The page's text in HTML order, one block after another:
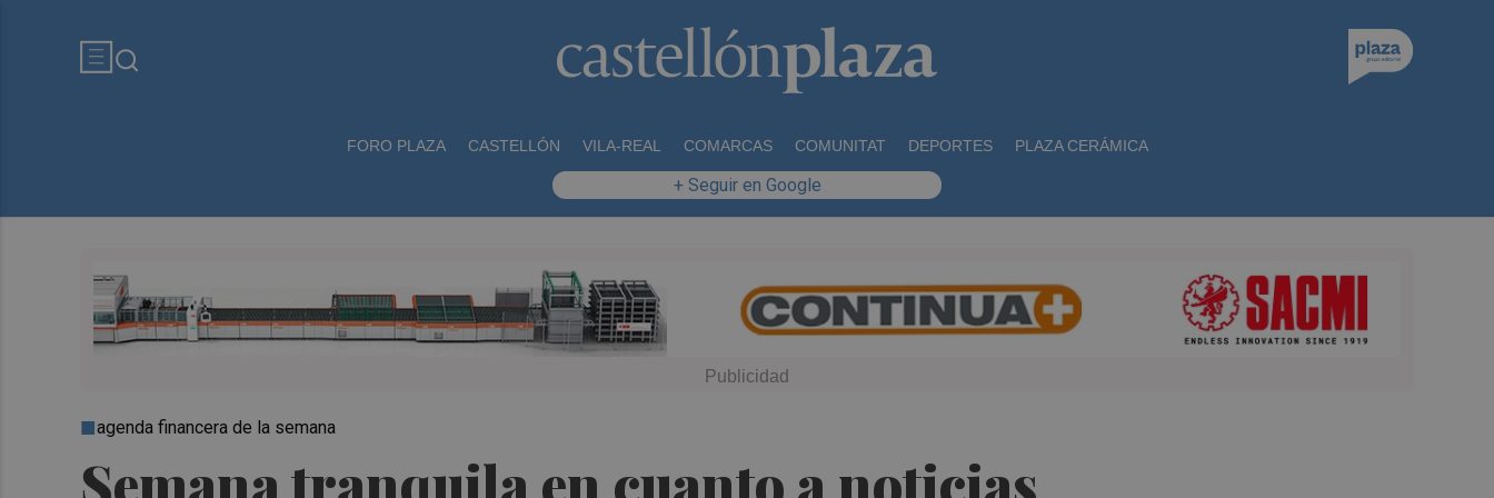
FORO PLAZA CASTELLÓN VILA-REAL COMARCAS COMUNITAT DEPORTES PLAZA CERÁMICA
+ Seguir en Google
Semana tranquila en cuanto a noticias
agenda financera de la semana